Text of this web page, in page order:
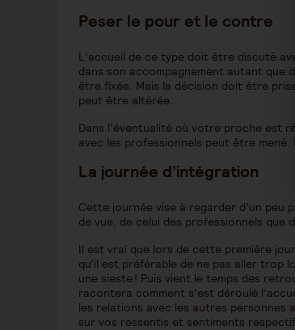
Peser le pour et le contre
L’accueil de ce type doit être discuté
dans son accompagnement autant que
être fixée. Mais la décision doit être
peut être altérée.
Dans l’éventualité où votre proche est
avec les professionnels peut être mené.
La journée d’intégration
Cette journée vise à regarder d’un peu
de vue, de celui des professionnels que
Il est vrai que lors de cette première
qu’il est préférable de ne pas aller trop
une sieste ! Puis vient le temps des
racontera comment s’est déroulé
les relations avec les autres
sur vos ressentis et sentiments